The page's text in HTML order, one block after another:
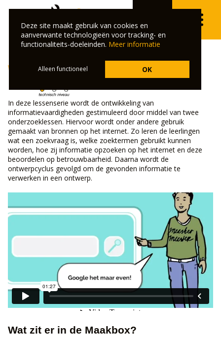
Informatievaardigheden
In deze lessenserie wordt de ontwikkeling van
informatievaardigheden gestimuleerd door middel van twee
onderzoeklessen. Hiervoor wordt onder andere gebruik
gemaakt van bronnen op het internet. Zo leren de leerlingen
wat een zoekvraag is, welke zoektermen gebruikt kunnen
worden, hoe zij informatie opzoeken op het internet en deze
beoordelen op betrouwbaarheid. Daarna wordt de
ontwerpcyclus gevolgd om de gevonden informatie te
verwerken in een ontwerp.
Wat zit er in de Maakbox?
Deze site maakt gebruik van cookies en
aanverwante technologieën voor tracking- en
functionaliteits-doeleinden. Meer informatie
Alleen functioneel OK